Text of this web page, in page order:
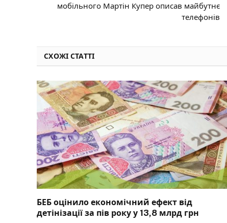
мобільного Мартін Купер описав майбутнє
телефонів
СХОЖІ СТАТТІ
БЕБ оцінило економічний ефект від
детінізації за пів року у 13,8 млрд грн